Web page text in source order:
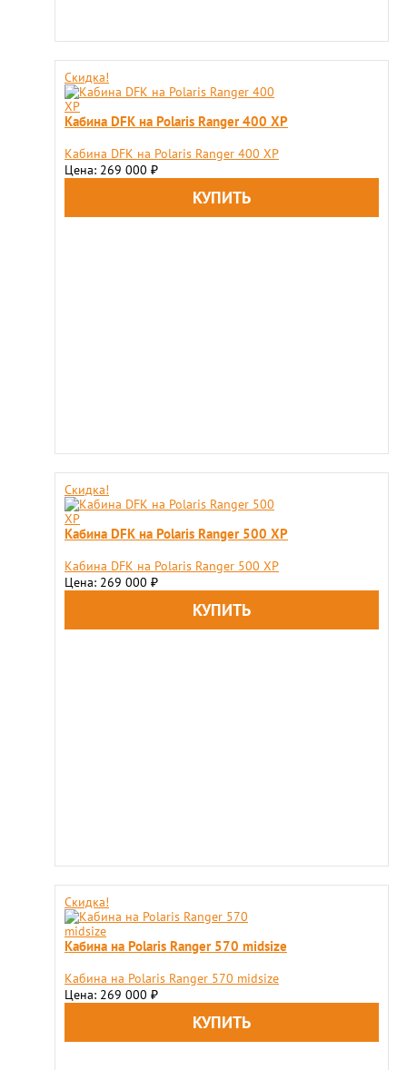
Скидка!
Кабина DFK на Polaris Ranger 400 XP
Кабина DFK на Polaris Ranger 400 XP
Цена: 269 000 ₽
Скидка!
Кабина DFK на Polaris Ranger 500 XP
Кабина DFK на Polaris Ranger 500 XP
Цена: 269 000 ₽
Скидка!
Кабина на Polaris Ranger 570 midsize
Кабина на Polaris Ranger 570 midsize
Цена: 269 000 ₽